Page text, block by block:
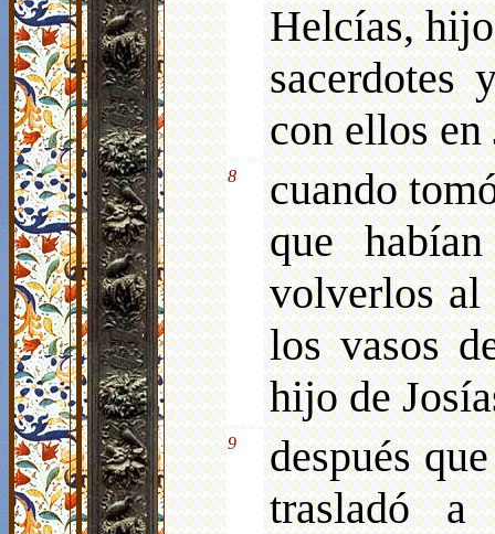
Helcías,
sacerdotes
con ellos en
8
cuando
que
volverlos al
los vasos
hijo de
9
después
trasladó